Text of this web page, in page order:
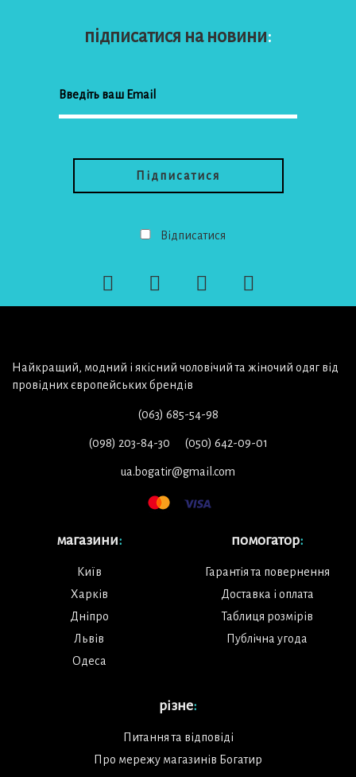
підписатися на новини:
Відписатися
Найкращий, модний і якісний чоловічий та жіночий одяг від
провідних європейських брендів
(063) 685-54-98
(098) 203-84-30 (050) 642-09-01
ua.bogatir@gmail.com
магазини:
Київ
Харків
Дніпро
Львів
Одеса
помогатор:
Гарантія та повернення
Доставка і оплата
Таблиця розмірів
Публічна угода
різне:
Питання та відповіді
Про мережу магазинів Богатир